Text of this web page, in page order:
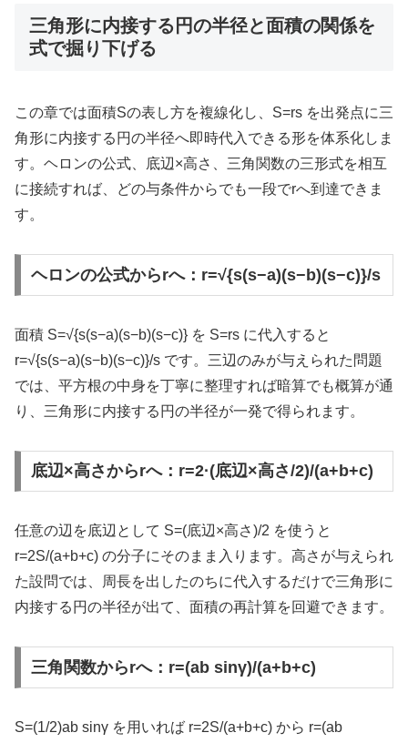
三角形に内接する円の半径と面積の関係を
式で掘り下げる
この章では面積Sの表し方を複線化し、S=rs を出発点に三
角形に内接する円の半径へ即時代入できる形を体系化しま
す。ヘロンの公式、底辺×高さ、三角関数の三形式を相互
に接続すれば、どの与条件からでも一段でrへ到達できま
す。
ヘロンの公式からrへ：r=√{s(s−a)(s−b)(s−c)}/s
面積 S=√{s(s−a)(s−b)(s−c)} を S=rs に代入すると
r=√{s(s−a)(s−b)(s−c)}/s です。三辺のみが与えられた問題
では、平方根の中身を丁寧に整理すれば暗算でも概算が通
り、三角形に内接する円の半径が一発で得られます。
底辺×高さからrへ：r=2·(底辺×高さ/2)/(a+b+c)
任意の辺を底辺として S=(底辺×高さ)/2 を使うと
r=2S/(a+b+c) の分子にそのまま入ります。高さが与えられ
た設問では、周長を出したのちに代入するだけで三角形に
内接する円の半径が出て、面積の再計算を回避できます。
三角関数からrへ：r=(ab sinγ)/(a+b+c)
S=(1/2)ab sinγ を用いれば r=2S/(a+b+c) から r=(ab